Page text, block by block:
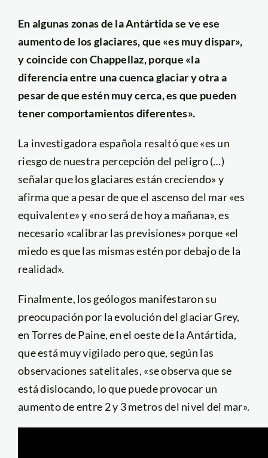
En algunas zonas de la Antártida se ve ese
aumento de los glaciares, que «es muy dispar»,
y coincide con Chappellaz, porque «la
diferencia entre una cuenca glaciar y otra a
pesar de que estén muy cerca, es que pueden
tener comportamientos diferentes».
La investigadora española resaltó que «es un
riesgo de nuestra percepción del peligro (…)
señalar que los glaciares están creciendo» y
afirma que a pesar de que el ascenso del mar «es
equivalente» y «no será de hoy a mañana», es
necesario «calibrar las previsiones» porque «el
miedo es que las mismas estén por debajo de la
realidad».
Finalmente, los geólogos manifestaron su
preocupación por la evolución del glaciar Grey,
en Torres de Paine, en el oeste de la Antártida,
que está muy vigilado pero que, según las
observaciones satelitales, «se observa que se
está dislocando, lo que puede provocar un
aumento de entre 2 y 3 metros del nivel del mar».